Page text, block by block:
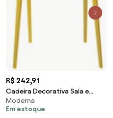
R$ 242,91
Cadeira Decorativa Sala e
Cozinha Feliti (PP) Amarela G56
- Gran Belo
Moderna
Em estoque